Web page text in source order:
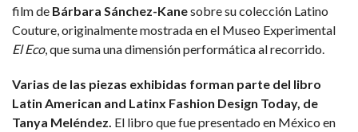
film de Bárbara Sánchez-Kanesobre su colección Latino
Couture, originalmente mostrada en el Museo Experimental
El Eco, que suma una dimensión performática al recorrido.
Varias de las piezas exhibidas forman parte del libro
Latin American and Latinx Fashion Design Today, de
Tanya Meléndez. El libro que fue presentado en México en